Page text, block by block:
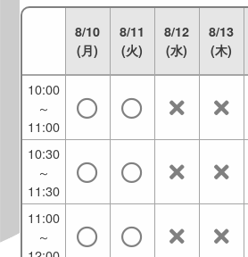
8/10
(月)
8/11
(火)
8/12
(水)
8/13
(木)
10:00
～
11:00
10:30
～
11:30
11:00
～